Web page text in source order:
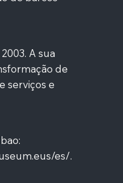
A sua
de
serviços e
es/.